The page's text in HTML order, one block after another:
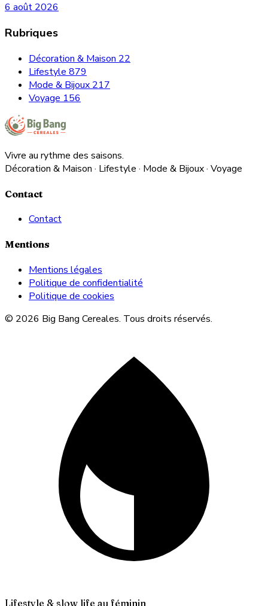
6 août 2026
Rubriques
Décoration & Maison 22
Lifestyle 879
Mode & Bijoux 217
Voyage 156
Vivre au rythme des saisons.
Décoration & Maison · Lifestyle · Mode & Bijoux · Voyage
Contact
Contact
Mentions
Mentions légales
Politique de confidentialité
Politique de cookies
© 2026 Big Bang Cereales. Tous droits réservés.
Lifestyle & slow life au féminin